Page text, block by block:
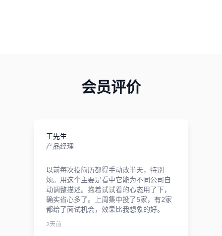
会员评价
王先生
产品经理
以前每次投简历都得手动改半天，特别
烦。用这个主要是看中它能为不同公司自
动调整描述。抱着试试看的心态用了下，
确实省心多了。上周集中投了5家，有2家
都给了面试机会，效果比我想象的好。
2天前